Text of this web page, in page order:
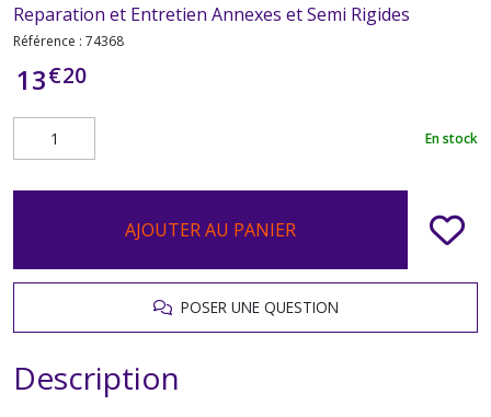
Reparation et Entretien Annexes et Semi Rigides
Référence : 74368
13€20
En stock
AJOUTER AU PANIER
POSER UNE QUESTION
Description